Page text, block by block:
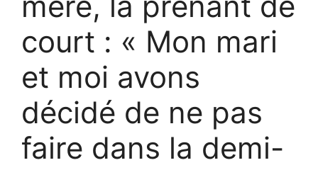
court : « Mon mari
et moi avons
décidé de ne pas
faire dans la demi-